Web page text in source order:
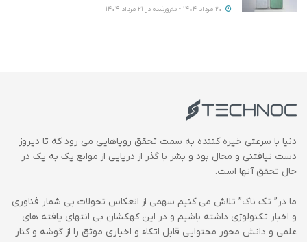
دنیا با سرعتی خیره کننده به سمت تحقق رویاهایی می رود که تا دیروز
دست نیافتنی و محال بود و بشر با گذر از دریایی از موانع یک به یک در
حال تحقق آنها است.
ما در” تک ناک” تلاش می کنیم سهمی از انعکاس تحولات بی شمار فناوری
و اخبار تکنولوژی داشته باشیم و در این کهکشان بی انتهای یافته های
علمی و دانش محور محتوایی قابل اتکاء و اخباری موثق را از گوشه و کنار